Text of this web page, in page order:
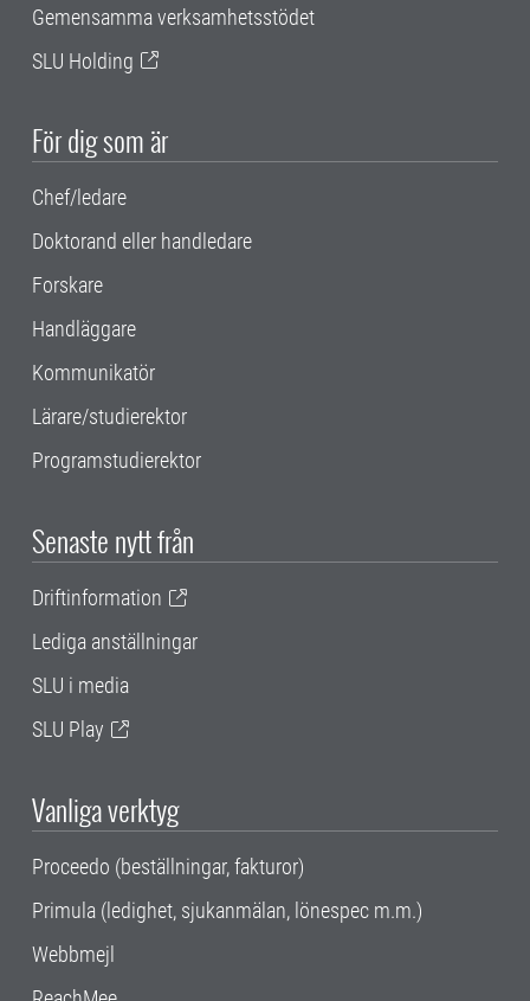
Gemensamma verksamhetsstödet
SLU Holding
För dig som är
Chef/ledare
Doktorand eller handledare
Forskare
Handläggare
Kommunikatör
Lärare/studierektor
Programstudierektor
Senaste nytt från
Driftinformation
Lediga anställningar
SLU i media
SLU Play
Vanliga verktyg
Proceedo (beställningar, fakturor)
Primula (ledighet, sjukanmälan, lönespec m.m.)
Webbmejl